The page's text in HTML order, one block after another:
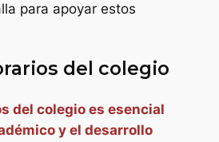
para apoyar estos
del colegio
del colegio es esencial
y el desarrollo